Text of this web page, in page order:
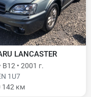
LANCASTER
B12 • 2001 г.
1U7
142 км